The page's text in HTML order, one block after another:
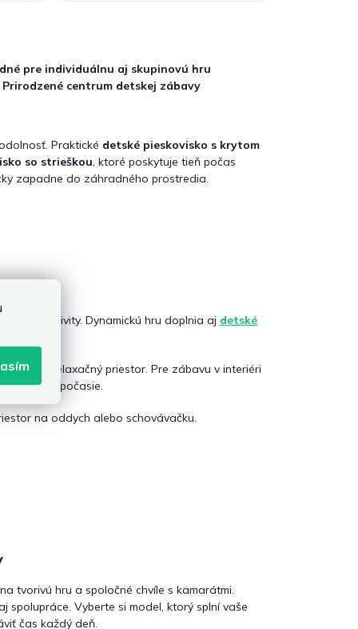
pre individuálnu aj skupinovú hru
Prirodzené centrum detskej zábavy
Praktické detské pieskovisko s krytom
so strieškou, ktoré poskytuje tieň počas
zapadne do záhradného prostredia.
aktivity. Dynamickú hru doplnia aj detské
vytvoria relaxačný priestor. Pre zábavu v interiéri
na počasie.
na oddych alebo schovávačku.
tvorivú hru a spoločné chvíle s kamarátmi.
Vyberte si model, ktorý splní vaše
čas každý deň.